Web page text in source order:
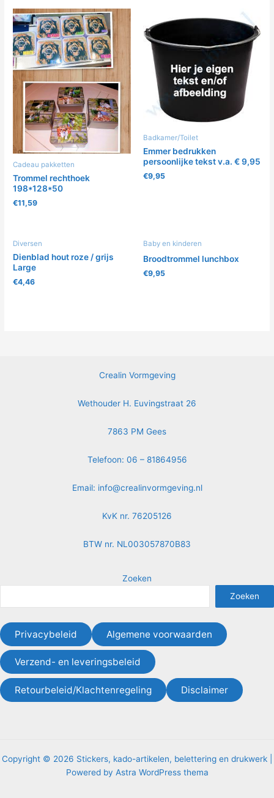
Cadeau pakketten
Trommel rechthoek
198*128*50
€11,59
Badkamer/Toilet
Emmer bedrukken
persoonlijke tekst v.a. € 9,95
€9,95
Diversen
Dienblad hout roze / grijs
Large
€4,46
Baby en kinderen
Broodtrommel lunchbox
€9,95
Crealin Vormgeving
Wethouder H. Euvingstraat 26
7863 PM Gees
Telefoon: 06 – 81864956
Email: info@crealinvormgeving.nl
KvK nr. 76205126
BTW nr. NL003057870B83
Zoeken
Zoeken
Privacybeleid Algemene voorwaarden
Verzend- en leveringsbeleid
Retourbeleid/Klachtenregeling Disclaimer
Copyright © 2026 Stickers, kado-artikelen, belettering en drukwerk |
Powered by Astra WordPress thema